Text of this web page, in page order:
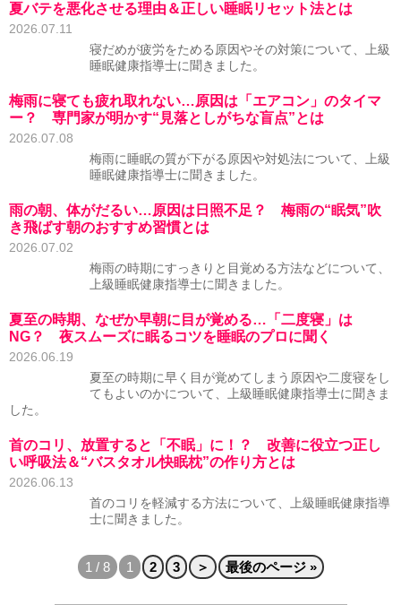
夏バテを悪化させる理由＆正しい睡眠リセット法とは
2026.07.11
寝だめが疲労をためる原因やその対策について、上級
睡眠健康指導士に聞きました。
梅雨に寝ても疲れ取れない…原因は「エアコン」のタイマ
ー？ 専門家が明かす“見落としがちな盲点”とは
2026.07.08
梅雨に睡眠の質が下がる原因や対処法について、上級
睡眠健康指導士に聞きました。
雨の朝、体がだるい…原因は日照不足？ 梅雨の“眠気”吹
き飛ばす朝のおすすめ習慣とは
2026.07.02
梅雨の時期にすっきりと目覚める方法などについて、
上級睡眠健康指導士に聞きました。
夏至の時期、なぜか早朝に目が覚める…「二度寝」は
NG？ 夜スムーズに眠るコツを睡眠のプロに聞く
2026.06.19
夏至の時期に早く目が覚めてしまう原因や二度寝をし
てもよいのかについて、上級睡眠健康指導士に聞きま
した。
首のコリ、放置すると「不眠」に！？ 改善に役立つ正し
い呼吸法＆“バスタオル快眠枕”の作り方とは
2026.06.13
首のコリを軽減する方法について、上級睡眠健康指導
士に聞きました。
1 / 8 1 2 3 ＞ 最後のページ »